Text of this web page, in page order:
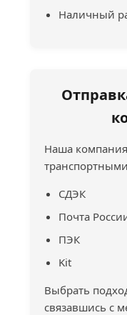
Наличный
Наша компания
СДЭК
Почта
ПЭК
Kit
Выбрать
связавшись с